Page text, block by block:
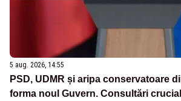
5 aug. 2026, 14:55
PSD, UDMR și aripa conservatoare
forma noul Guvern. Consultări